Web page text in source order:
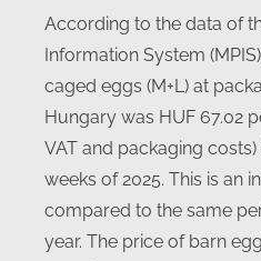
According to the data of
Information System
caged eggs (M+L) at
Hungary was HUF 67.02
VAT and packaging
weeks of 2025. This is an
compared to the same
year. The price of barn